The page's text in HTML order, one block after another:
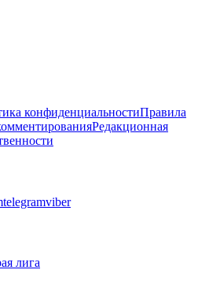
конфиденциальностиПравила
Редакционная
telegramviber
лига